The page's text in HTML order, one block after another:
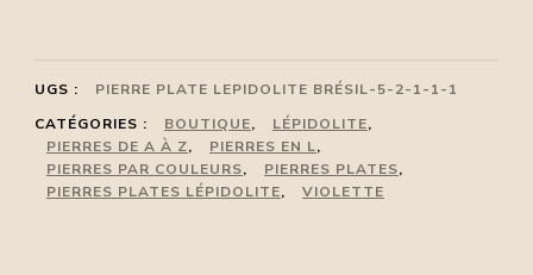
lépidolite,
Brésil,
Plp35
UGS :
PIERRE PLATE LEPIDOLITE BRÉSIL-5-2-1-1-1
CATÉGORIES :
BOUTIQUE, LÉPIDOLITE,
PIERRES DE A À Z, PIERRES EN L,
PIERRES PAR COULEURS, PIERRES PLATES,
PIERRES PLATES LÉPIDOLITE, VIOLETTE